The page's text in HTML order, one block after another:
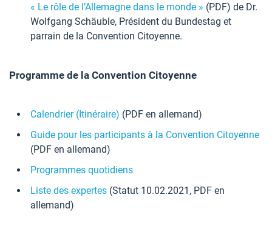
« Le rôle de l’Allemagne dans le monde » (PDF) de Dr.
Wolfgang Schäuble, Président du Bundestag et
parrain de la Convention Citoyenne.
Programme de la Convention Citoyenne
Calendrier (Itinéraire) (PDF en allemand)
Guide pour les participants à la Convention Citoyenne
(PDF en allemand)
Programmes quotidiens
Liste des expertes (Statut 10.02.2021, PDF en
allemand)